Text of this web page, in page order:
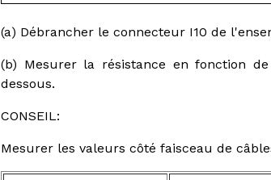
(a) Débrancher le connecteur I10 de
(b) Mesurer la résistance en fonction
dessous.
CONSEIL:
Mesurer les valeurs côté faisceau de